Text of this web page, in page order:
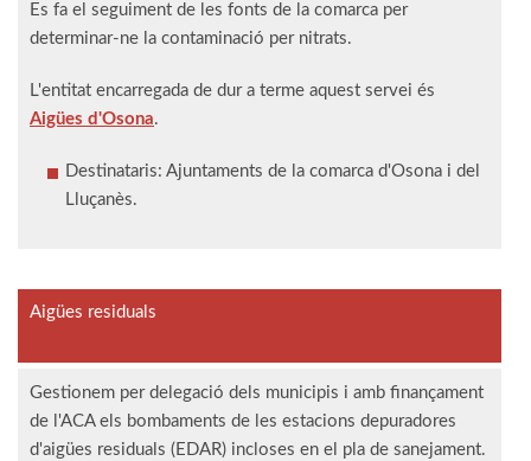
Es fa el seguiment de les fonts de la comarca per
determinar-ne la contaminació per nitrats.
L'entitat encarregada de dur a terme aquest servei és
Aigües d'Osona.
Destinataris: Ajuntaments de la comarca d'Osona i del
Lluçanès.
Aigües residuals
Gestionem per delegació dels municipis i amb finançament
de l'ACA els bombaments de les estacions depuradores
d'aigües residuals (EDAR) incloses en el pla de sanejament.